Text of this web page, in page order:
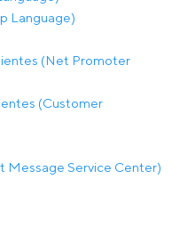
Language)
(Net Promoter
(Customer
Service Center)